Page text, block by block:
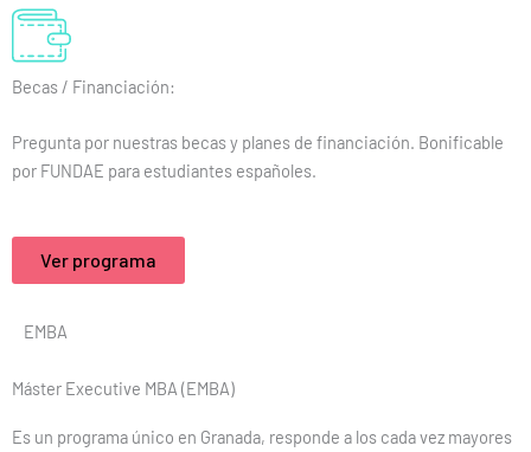
Becas / Financiación:
Pregunta por nuestras becas y planes de financiación. Bonificable
por FUNDAE para estudiantes españoles.
Ver programa
EMBA
Máster Executive MBA (EMBA)
Es un programa único en Granada, responde a los cada vez mayores